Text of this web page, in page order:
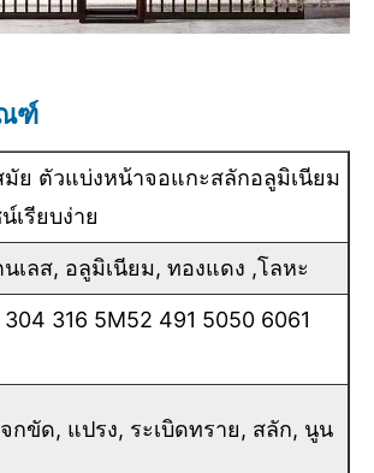
ฑ์
ย ตัวแบ่งหน้าจอแกะสลักอลูมิเนียม
เรียบง่าย
เลส, อลูมิเนียม, ทองแดง ,โลหะ
304 316 5M52 491 5050 6061
กขัด, แปรง, ระเบิดทราย, สลัก, นูน